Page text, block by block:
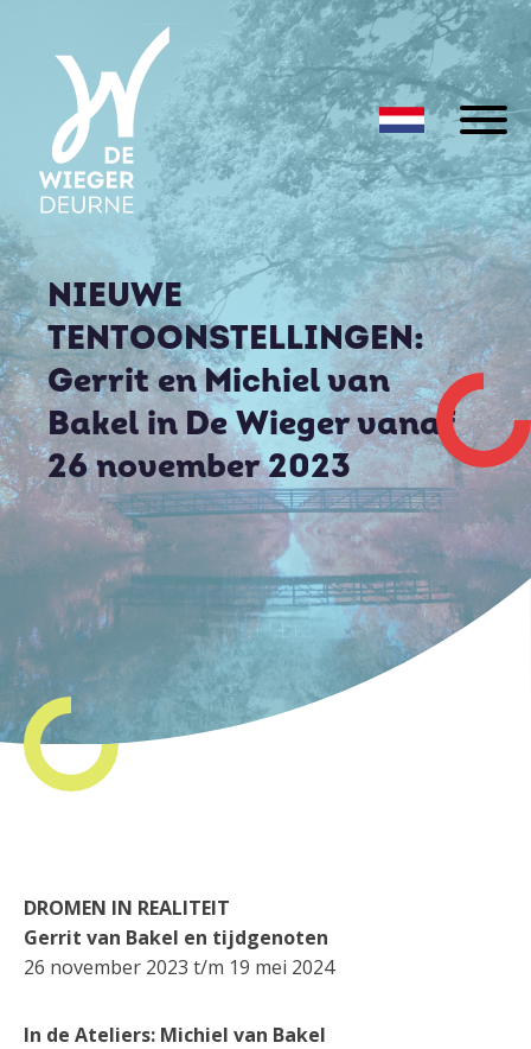
NIEUWE
TENTOONSTELLINGEN:
Gerrit en Michiel van
Bakel in De Wieger vanaf
26 november 2023
DROMEN IN REALITEIT
Gerrit van Bakel en tijdgenoten
26 november 2023 t/m 19 mei 2024
In de Ateliers: Michiel van Bakel